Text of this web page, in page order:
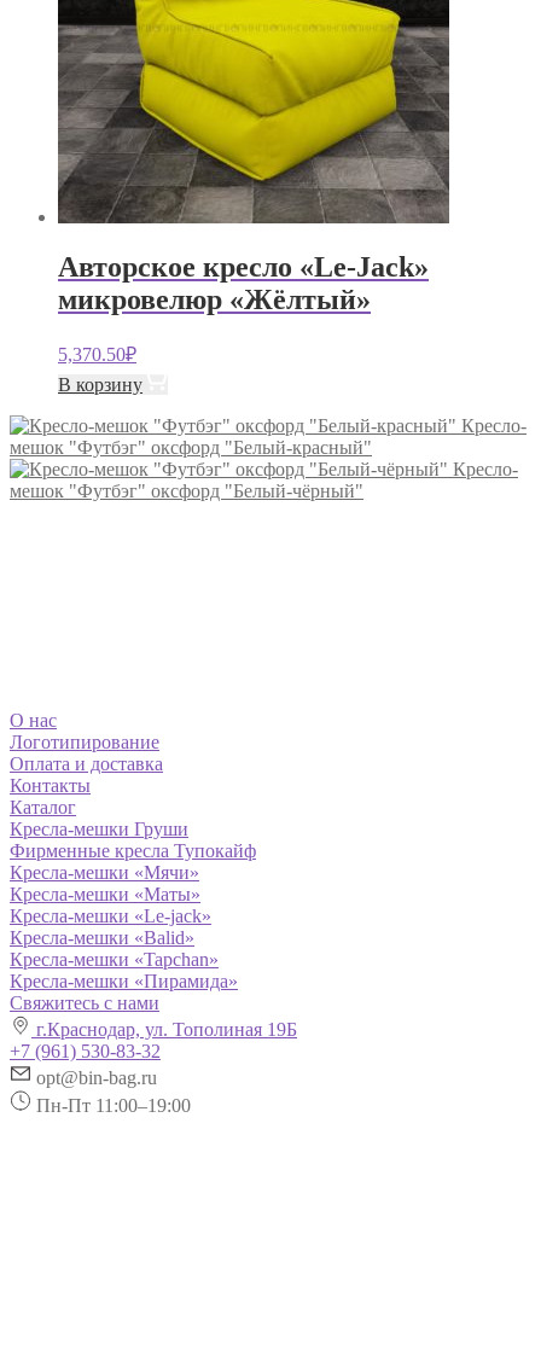
Авторское кресло «Le-Jack»
микровелюр «Жёлтый»
5,370.50₽
В корзину
Кресло-
мешок "Футбэг" оксфорд "Белый-красный"
Кресло-
мешок "Футбэг" оксфорд "Белый-чёрный"
О нас
Логотипирование
Оплата и доставка
Контакты
Каталог
Кресла-мешки Груши
Фирменные кресла Тупокайф
Кресла-мешки «Мячи»
Кресла-мешки «Маты»
Кресла-мешки «Le-jack»
Кресла-мешки «Balid»
Кресла-мешки «Tapchan»
Кресла-мешки «Пирамида»
Свяжитесь с нами
г.Краснодар, ул. Тополиная 19Б
+7 (961) 530-83-32
opt@bin-bag.ru
Пн-Пт 11:00–19:00